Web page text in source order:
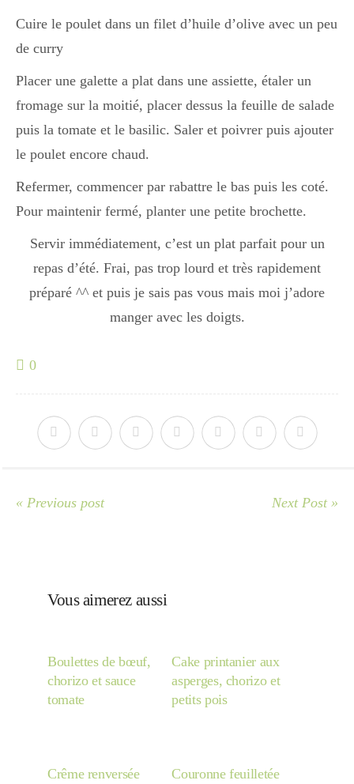
Tuto
Divers
Semaines Spéciales
cupcake
apéro
Cuire le poulet dans un filet d’huile d’olive avec un peu
de curry
Placer une galette a plat dans une assiette, étaler un
fromage sur la moitié, placer dessus la feuille de salade
puis la tomate et le basilic. Saler et poivrer puis ajouter
le poulet encore chaud.
Refermer, commencer par rabattre le bas puis les coté.
Pour maintenir fermé, planter une petite brochette.
Servir immédiatement, c’est un plat parfait pour un
repas d’été. Frai, pas trop lourd et très rapidement
préparé ^^ et puis je sais pas vous mais moi j’adore
manger avec les doigts.
0
« Previous post Next Post »
Vous aimerez aussi
Boulettes de bœuf,
chorizo et sauce
tomate
Cake printanier aux
asperges, chorizo et
petits pois
Crême renversée
Couronne feuilletée